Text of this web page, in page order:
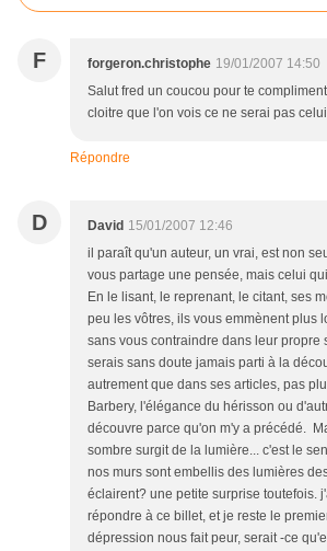
F forgeron.christophe 19/01/2007 14:50
Salut fred un coucou pour te
cloitre que l'on vois ce ne serai pas
Répondre
D David 15/01/2007 12:46
il paraît qu'un auteur, un vrai, est non
vous partage une pensée, mais celui
En le lisant, le reprenant, le citant, ses
peu les vôtres, ils vous emmènent plus
sans vous contraindre dans leur propre
serais sans doute jamais parti à la
autrement que dans ses articles, pas
Barbery, l'élégance du hérisson ou
découvre parce qu'on m'y a précédé.
sombre surgit de la lumière... c'est le
nos murs sont embellis des lumières
éclairent? une petite surprise toutefois.
répondre à ce billet, et je reste le
dépression nous fait peur, serait -ce